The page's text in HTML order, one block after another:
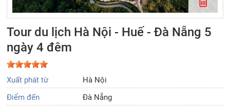
Tour du lịch Hà Nội - Huế - Đà Nẵng 5
ngày 4 đêm
Xuất phát từ
Hà Nội
Điểm đến
Đà Nẵng